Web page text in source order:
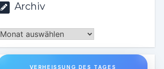
Archiv
Archiv
VERHEISSUNG DES TAGES